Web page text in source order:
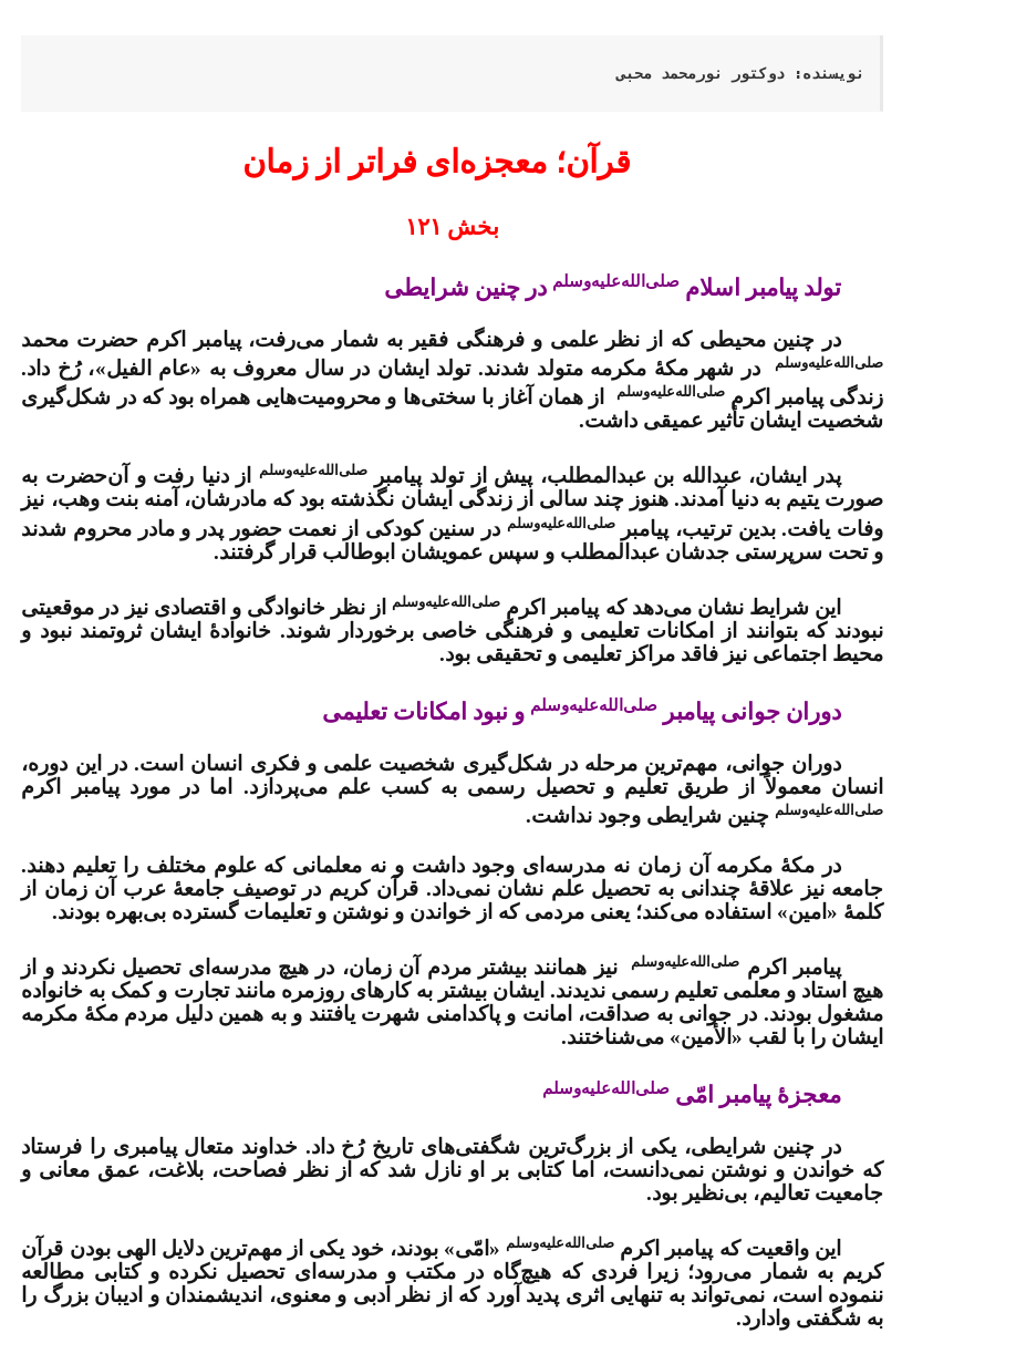
نویسنده: دوکتور نورمحمد محبی
قرآن؛ معجزه‌ای فراتر از زمان
بخش ۱۲۱
تولد پیامبر اسلامصلی‌الله‌علیه‌وسلم در چنین شرایطی
در چنین محیطی که از نظر علمی و فرهنگی فقیر به شمار می‌رفت، پیامبر اکرم حضرت محمد
صلی‌الله‌علیه‌وسلم در شهر مکۀ مکرمه متولد شدند. تولد ایشان در سال معروف به «عام الفيل»، رُخ داد.
زندگی پیامبر اکرمصلی‌الله‌علیه‌وسلم
از همان آغاز با سختی‌ها و محرومیت‌هایی همراه بود که در شکل‌گیری
شخصیت ایشان تأثیر عمیقی داشت.
پدر ایشان، عبدالله بن عبدالمطلب، پیش از تولد پیامبرصلی‌الله‌علیه‌وسلم
از دنیا رفت و آن‌حضرت به
صورت یتیم به دنیا آمدند. هنوز چند سالی از زندگی ایشان نگذشته بود که مادرشان، آمنه بنت وهب، نیز
وفات یافت. بدین ترتیب، پیامبرصلی‌الله‌علیه‌وسلم در سنین کودکی از نعمت حضور پدر و مادر محروم شدند
و تحت سرپرستی جدشان عبدالمطلب و سپس عموی­شان ابوطالب قرار گرفتند.
این شرایط نشان می‌دهد که پیامبر اکرم صلی‌الله‌علیه‌وسلماز نظر خانوادگی و اقتصادی نیز در موقعیتی
نبودند که بتوانند از امکانات تعلیمی و فرهنگی خاصی برخوردار شوند. خانوادۀ ایشان ثروتمند نبود و
محیط اجتماعی نیز فاقد مراکز تعلیمی و تحقیقی بود.
دوران جوانی پیامبرصلی‌الله‌علیه‌وسلم و نبود امکانات تعلیمی
دوران جوانی، مهم‌ترین مرحله در شکل‌گیری شخصیت علمی و فکری انسان است. در این دوره،
انسان معمولاً از طریق تعلیم و تحصیل رسمی به کسب علم می‌پردازد. اما در مورد پیامبر اکرم
صلی‌الله‌علیه‌وسلمچنین شرایطی وجود نداشت.
در مکۀ مکرمه آن زمان نه مدرسه‌ای وجود داشت و نه معلمانی که علوم مختلف را تعلیم دهند.
جامعه نیز علاقۀ چندانی به تحصیل علم نشان نمی‌داد. قرآن کریم در توصیف جامعۀ عرب آن زمان از
کلمۀ «امین» استفاده می‌کند؛ یعنی مردمی که از خواندن و نوشتن و تعلیمات گسترده بی‌بهره بودند.
پیامبر اکرم صلی‌الله‌علیه‌وسلم
نیز همانند بیشتر مردم آن زمان، در هیچ مدرسه‌ای تحصیل نکردند و از
هیچ استاد و معلمی تعلیم رسمی ندیدند. ایشان بیشتر به کارهای روزمره مانند تجارت و کمک به خانواده
مشغول بودند. در جوانی به صداقت، امانت و پاکدامنی شهرت یافتند و به همین دلیل مردم مکۀ مکرمه
ایشان را با لقب «الأمین» می‌شناختند.
معجزۀ پیامبر امّیصلی‌الله‌علیه‌وسلم
در چنین شرایطی، یکی از بزرگ‌ترین شگفتی‌های تاریخ رُخ داد. خداوند متعال پیامبری را فرستاد
که خواندن و نوشتن نمی‌دانست، اما کتابی بر او نازل شد که از نظر فصاحت، بلاغت، عمق معانی و
جامعیت تعالیم، بی‌نظیر بود.
این واقعیت که پیامبر اکرم صلی‌الله‌علیه‌وسلم«امّی» بودند، خود یکی از مهم‌ترین دلایل الهی بودن قرآن
کریم به شمار می‌رود؛ زیرا فردی که هیچ‌گاه در مکتب و مدرسه‌ای تحصیل نکرده و کتابی مطالعه
ننموده است، نمی‌تواند به تنهایی اثری پدید آورد که از نظر ادبی و معنوی، اندیشمندان و ادیبان بزرگ را
به شگفتی وادارد.